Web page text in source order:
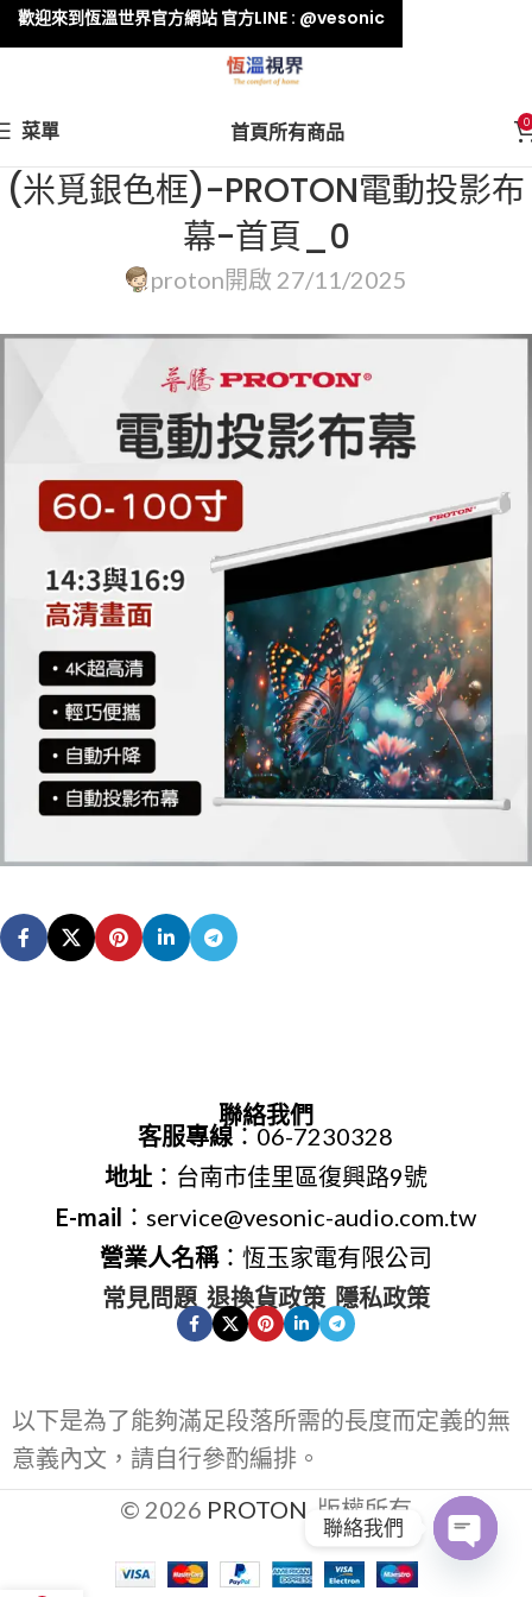
菜單 首頁所有商品 0
(米覓銀色框)-PROTON電動投影布
幕-首頁_0
proton開啟 27/11/2025
聯絡我們
客服專線：06-7230328
地址：台南市佳里區復興路9號
E-mail ：service@vesonic-audio.com.tw
營業人名稱：恆玉家電有限公司
常見問題 退換貨政策 隱私政策
以下是為了能夠滿足段落所需的長度而定義的無
意義內文，請自行參酌編排。
© 2026 PROTON . 版權所有
歡迎來到恆溫世界官方網站 官方LINE : @vesonic
聯絡我們